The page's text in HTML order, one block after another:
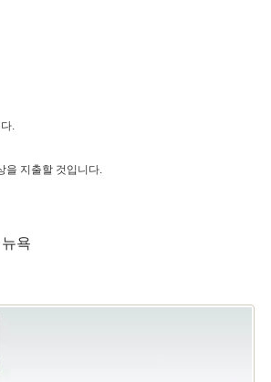
.
을 지출할 것입니다.
욕